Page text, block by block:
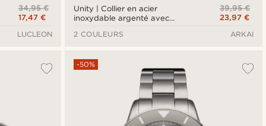
34,95 €
17,47 €
LUCLEON
Unity | Collier en acier
inoxydable argenté avec
39,95 €
23,97 €
2 COULEURS
ARKAI
-50%